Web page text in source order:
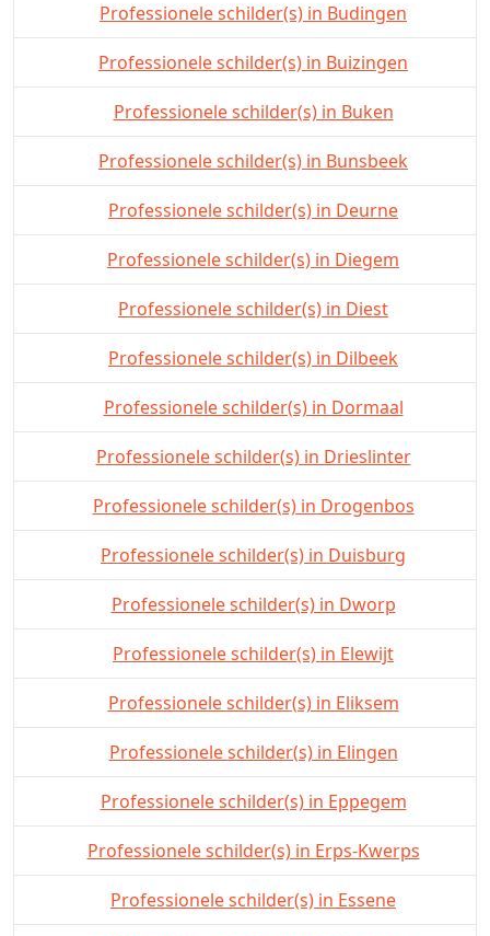
Professionele schilder(s) in Budingen
Professionele schilder(s) in Buizingen
Professionele schilder(s) in Buken
Professionele schilder(s) in Bunsbeek
Professionele schilder(s) in Deurne
Professionele schilder(s) in Diegem
Professionele schilder(s) in Diest
Professionele schilder(s) in Dilbeek
Professionele schilder(s) in Dormaal
Professionele schilder(s) in Drieslinter
Professionele schilder(s) in Drogenbos
Professionele schilder(s) in Duisburg
Professionele schilder(s) in Dworp
Professionele schilder(s) in Elewijt
Professionele schilder(s) in Eliksem
Professionele schilder(s) in Elingen
Professionele schilder(s) in Eppegem
Professionele schilder(s) in Erps-Kwerps
Professionele schilder(s) in Essene